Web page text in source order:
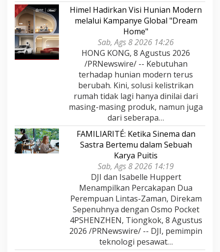
Himel Hadirkan Visi Hunian Modern
melalui Kampanye Global "Dream
Home"
Sab, Ags 8 2026 14:26
HONG KONG, 8 Agustus 2026
/PRNewswire/ -- Kebutuhan
terhadap hunian modern terus
berubah. Kini, solusi kelistrikan
rumah tidak lagi hanya dinilai dari
masing-masing produk, namun juga
dari seberapa…
FAMILIARITÉ: Ketika Sinema dan
Sastra Bertemu dalam Sebuah
Karya Puitis
Sab, Ags 8 2026 14:19
DJI dan Isabelle Huppert
Menampilkan Percakapan Dua
Perempuan Lintas-Zaman, Direkam
Sepenuhnya dengan Osmo Pocket
4PSHENZHEN, Tiongkok, 8 Agustus
2026 /PRNewswire/ -- DJI, pemimpin
teknologi pesawat…